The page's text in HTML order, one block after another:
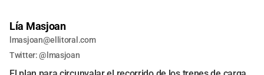
Lía Masjoan
lmasjoan@ellitoral.com
Twitter: @lmasjoan